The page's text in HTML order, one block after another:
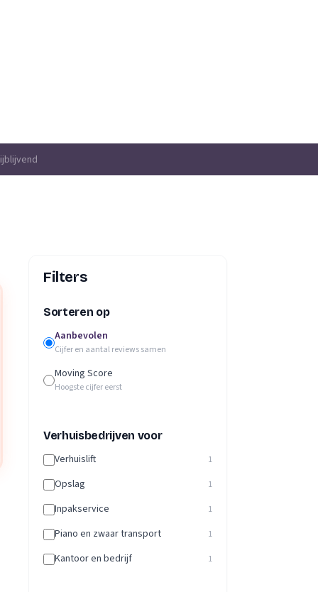
Filters
Sorteren op
Aanbevolen
Cijfer en aantal reviews samen
Moving Score
Hoogste cijfer eerst
Verhuisbedrijven voor
Verhuislift 1
Opslag 1
Inpakservice 1
Piano en zwaar transport 1
Kantoor en bedrijf 1